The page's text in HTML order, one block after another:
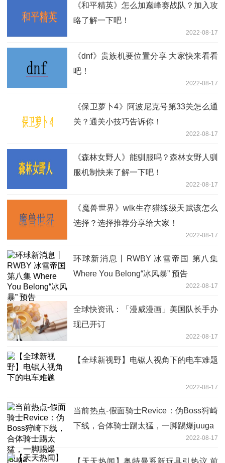
《和平精英》怎么加巅峰赛战队？加入攻
略了解一下吧！
2022-08-17
《dnf》贵族机要位置分享 大家快来看看
吧！
2022-08-17
《保卫萝卜4》阿波尼克号第33关怎么通
关？通关小技巧告诉你！
2022-08-17
《森林女野人》能驯服吗？森林女野人驯
服机制快来了解一下吧！
2022-08-17
《魔兽世界》wlk生存猎练级天赋该怎么
选择？选择推荐分享给大家！
2022-08-17
环球新消息丨RWBY 冰雪帝国 第八集
Where You Belong“冰风暴” 预告
2022-08-17
全球快资讯：「漫威漫画」美国队长手办
现已开订
2022-08-17
【全球新视野】电锯人视角下的电车难题
2022-08-17
当前热点-假面骑士Revice：伪Boss狩崎
下线，合体骑士踢太猛，一脚踢爆juuga
2022-08-17
【天天热闻】奥特曼系新玩具引热议 前